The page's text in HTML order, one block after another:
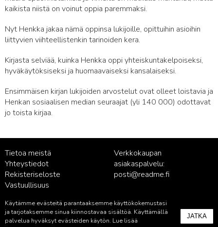
kaikista niistä on voinut oppia paremmaksi.
Nyt Henkka jakaa nämä oppinsa lukijoille, opittuihin asioihin
liittyvien viihteellistenkin tarinoiden kera.
Kirjasta selviää, kuinka Henkka oppi yhteiskuntakelpoiseksi,
hyväkäytöksiseksi ja huomaavaiseksi kansalaiseksi.
Ensimmäisen kirjan lukijoiden arvostelut ovat olleet loistavia ja
Henkan sosiaalisen median seuraajat (yli 140 000) odottavat
jo toista kirjaa.
Tietoa meistä
Yhteystiedot
Rekisteriseloste
Vastuullisuus
Verkkokaupan
asiakaspalvelu:
posti@readme.fi
Kustantamon asiakaspalvelu:
palvelu@readme.fi
Käytämme evästeitä parantaaksemme käyttökokemustasi
ja tarjotaksemme sinua kiinnostavaa sisältöä. Käyttämällä
palvelua hyväksyt evästeiden käytön. Lue lisää
JATKA